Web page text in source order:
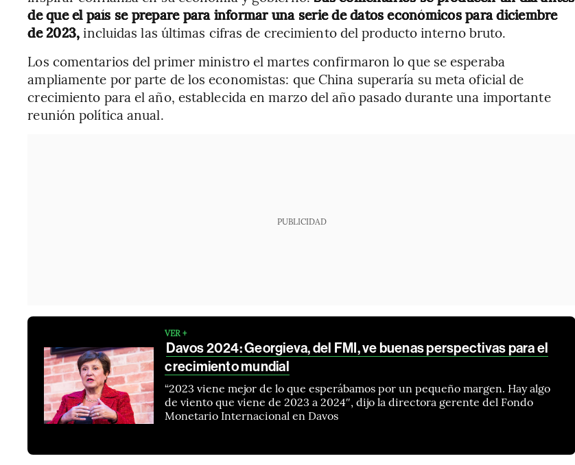
de que el país se prepare para informar una serie de datos económicos para diciembre
de 2023,incluidas las últimas cifras de crecimiento del producto interno bruto.
Los comentarios del primer ministro el martes confirmaron lo que se esperaba
ampliamente por parte de los economistas: que China superaría su meta oficial de
crecimiento para el año, establecida en marzo del año pasado durante una importante
reunión política anual.
PUBLICIDAD
VER +
Davos 2024: Georgieva, del FMI, ve buenas perspectivas para el
crecimiento mundial
“2023 viene mejor de lo que esperábamos por un pequeño margen. Hay algo
de viento que viene de 2023 a 2024″, dijo la directora gerente del Fondo
Monetario Internacional en Davos